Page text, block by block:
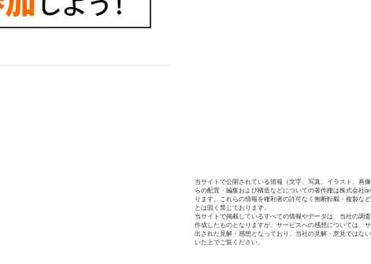
当サイトで公開されている情報（文字、写真、イラスト、画
らの配置・編集および構造などについての著作権は株式会社
ります。これらの情報を権利者の許可なく無断転載・複製な
とは固く禁じております。
当サイトで掲載しているすべての情報やデータは、当社の調
作成したものとなりますが、サービスへの感想については、
出された見解・感想となっており、当社の見解・意見ではな
いた上でご覧ください。